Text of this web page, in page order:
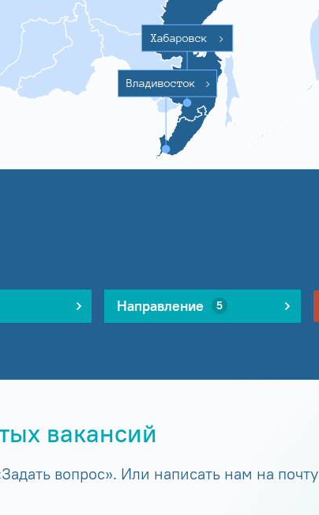
Хабаровск >
Владивосток >
Направление 5
вакансий
вопрос». Или написать нам на почту